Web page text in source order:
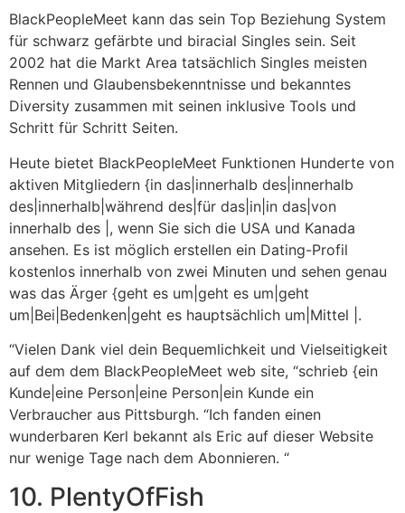
BlackPeopleMeet kann das sein Top Beziehung System
für schwarz gefärbte und biracial Singles sein. Seit
2002 hat die Markt Area tatsächlich Singles meisten
Rennen und Glaubensbekenntnisse und bekanntes
Diversity zusammen mit seinen inklusive Tools und
Schritt für Schritt Seiten.
Heute bietet BlackPeopleMeet Funktionen Hunderte von
aktiven Mitgliedern {in das|innerhalb des|innerhalb
des|innerhalb|während des|für das|in|in das|von
innerhalb des |, wenn Sie sich die USA und Kanada
ansehen. Es ist möglich erstellen ein Dating-Profil
kostenlos innerhalb von zwei Minuten und sehen genau
was das Ärger {geht es um|geht es um|geht
um|Bei|Bedenken|geht es hauptsächlich um|Mittel |.
“Vielen Dank viel dein Bequemlichkeit und Vielseitigkeit
auf dem dem BlackPeopleMeet web site, “schrieb {ein
Kunde|eine Person|eine Person|ein Kunde ein
Verbraucher aus Pittsburgh. “Ich fanden einen
wunderbaren Kerl bekannt als Eric auf dieser Website
nur wenige Tage nach dem Abonnieren. “
10. PlentyOfFish